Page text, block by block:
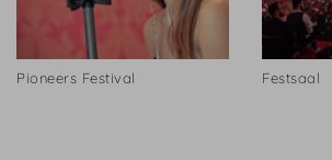
Pioneers Festival Festsaal